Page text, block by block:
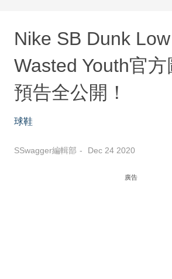
Nike SB Dunk
Wasted Youth官方
預告全公開！
球鞋
SSwagger編輯部 Dec 24 2020
廣告